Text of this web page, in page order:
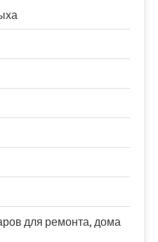
для ремонта, дома